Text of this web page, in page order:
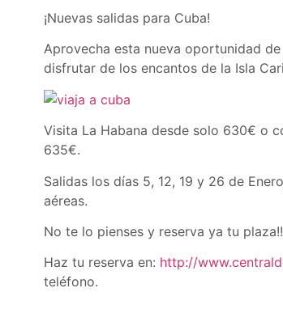
¡Nuevas salidas para Cuba!
Aprovecha esta nueva oportunidad
disfrutar de los encantos de la Isla
Visita La Habana desde solo 630€ o
635€.
Salidas los días 5, 12, 19 y 26 de
aéreas.
No te lo pienses y reserva ya tu plaza!!
Haz tu reserva en: http://
teléfono.